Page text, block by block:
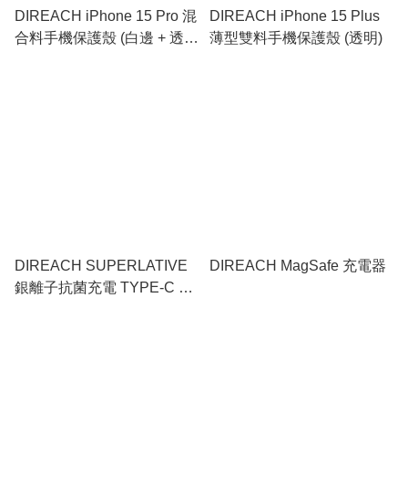
DIREACH iPhone 15 Pro 混
合料手機保護殼 (白邊 + 透
DIREACH iPhone 15 Plus
薄型雙料手機保護殼 (透明)
DIREACH SUPERLATIVE
銀離子抗菌充電 TYPE-C TO
DIREACH MagSafe 充電器